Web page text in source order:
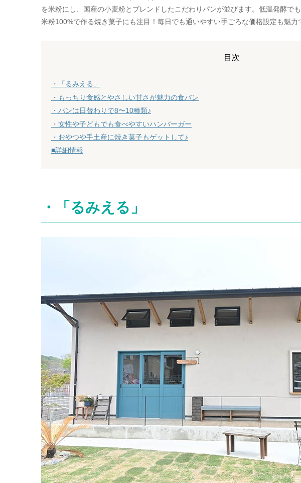
を米粉にし、国産の小麦粉とブレンドしたこだわりパンが並びます。低温発酵で
米粉100%で作る焼き菓子にも注目！毎日でも通いやすい手ごろな価格設定も魅力
目次
・「るみえる」
・もっちり食感とやさしい甘さが魅力の食パン
・パンは日替わりで8〜10種類♪
・女性や子どもでも食べやすいハンバーガー
・おやつや手土産に焼き菓子もゲットして♪
■詳細情報
・「るみえる」